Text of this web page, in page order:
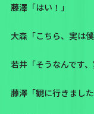
藤澤「はい！」
大森「こちら、実は
若井「そうなんです、
藤澤「観に行きまし